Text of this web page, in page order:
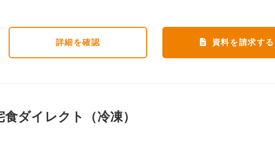
詳細 を確認 資料を請求する
ダイレクト（冷凍）